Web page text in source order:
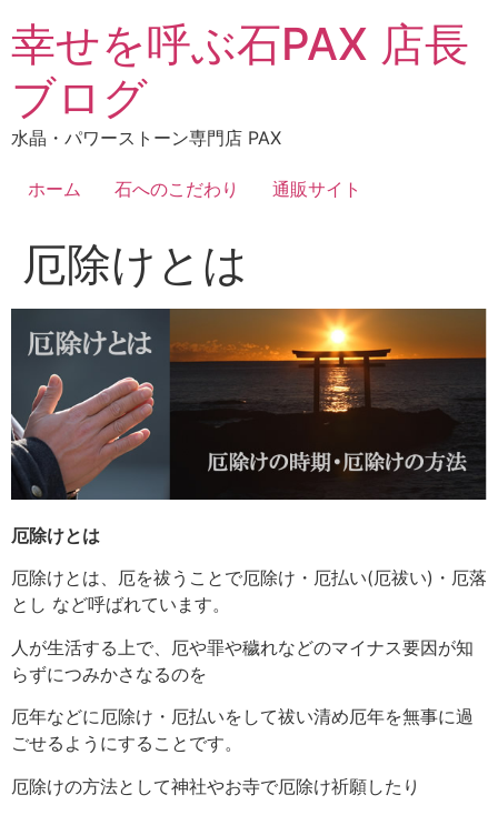
ン
ン
に
幸せを呼ぶ石PAX 店長
ブログ
水晶・パワーストーン専門店 PAX
ホーム 石へのこだわり 通販サイト
厄除けとは
厄除けとは
厄除けとは、厄を祓うことで厄除け・厄払い(厄祓い)・厄落
とし など呼ばれています。
人が生活する上で、厄や罪や穢れなどのマイナス要因が知
らずにつみかさなるのを
厄年などに厄除け・厄払いをして祓い清め厄年を無事に過
ごせるようにすることです。
厄除けの方法として神社やお寺で厄除け祈願したり